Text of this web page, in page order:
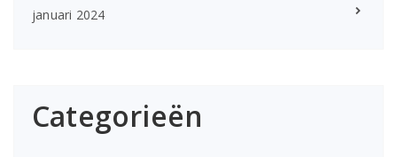
januari 2024
Categorieën